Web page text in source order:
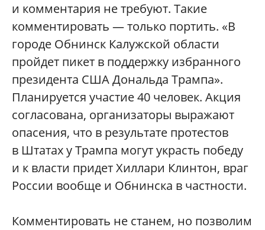
и комментария не требуют. Такие
комментировать — только портить. «В
городе Обнинск Калужской области
пройдет пикет в поддержку избранного
президента США Дональда Трампа».
Планируется участие 40 человек. Акция
согласована, организаторы выражают
опасения, что в результате протестов
в Штатах у Трампа могут украсть победу
и к власти придет Хиллари Клинтон, враг
России вообще и Обнинска в частности.
Комментировать не станем, но позволим